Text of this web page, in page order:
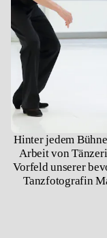
Hinter jedem
Arbeit von
Vorfeld unserer
Tanzfotografin